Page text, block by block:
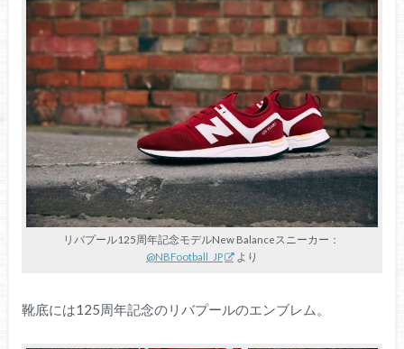
リバプール125周年記念モデルNew Balanceスニーカー：
@NBFootball_JP
より
靴底には125周年記念のリバプールのエンブレム。